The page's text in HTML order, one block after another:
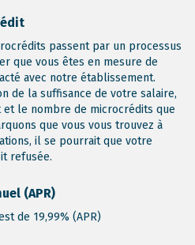
passent par un processus
que vous êtes en mesure de
avec notre établissement.
de la suffisance de votre salaire,
le nombre de microcrédits que
que vous vous trouvez à
il se pourrait que votre
refusée.
(APR)
de 19,99% (APR)